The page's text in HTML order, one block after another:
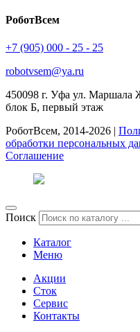
РоботВсем
+7 (905) 000 - 25 - 25
robotvsem@ya.ru
450098 г. Уфа ул. Маршала
блок Б, первый этаж
РоботВсем, 2014-2026 |
обработки персональных
Соглашение
Поиск
Каталог
Меню
Акции
Сток
Сервис
Контакты